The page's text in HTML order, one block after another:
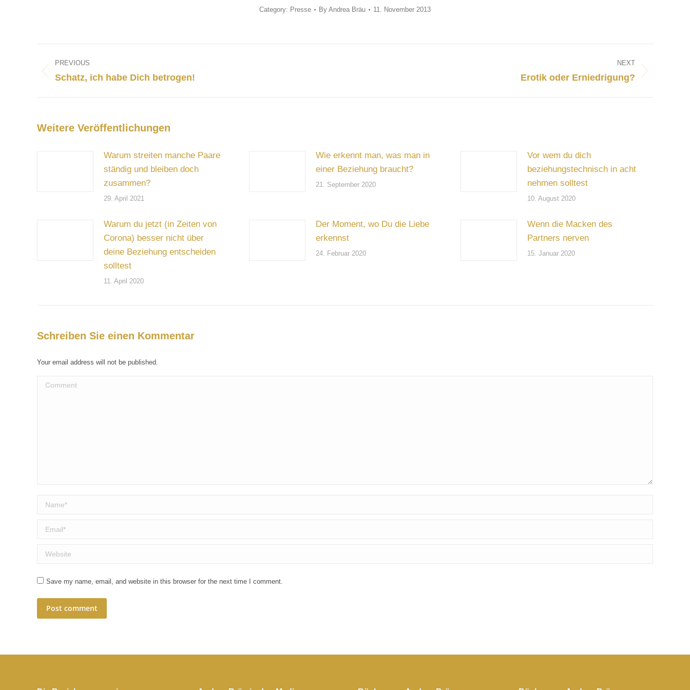
Category: Presse By Andrea Bräu 11. November 2013
navigation
PREVIOUS
Previous
Schatz, ich habe Dich betrogen!
NEXT
Erotik oder Erniedrigung?
Weitere Veröffentlichungen
Warum streiten manche Paare
ständig und bleiben doch
zusammen?
29. April 2021
Wie erkennt man, was man in
einer Beziehung braucht?
21. September 2020
Vor wem du dich
beziehungstechnisch in acht
nehmen solltest
10. August 2020
Warum du jetzt (in Zeiten von
Corona) besser nicht über
deine Beziehung entscheiden
solltest
11. April 2020
Der Moment, wo Du die Liebe
erkennst
24. Februar 2020
Wenn die Macken des
Partners nerven
15. Januar 2020
Schreiben Sie einen Kommentar
Your email address will not be published.
Comment
Name *
Email *
Website
Save my name, email, and website in this browser for the next time I comment.
Post comment